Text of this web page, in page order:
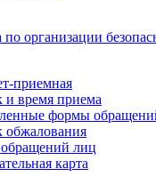
организации
приемная
и время приема
формы
обжалования
лиц
карта